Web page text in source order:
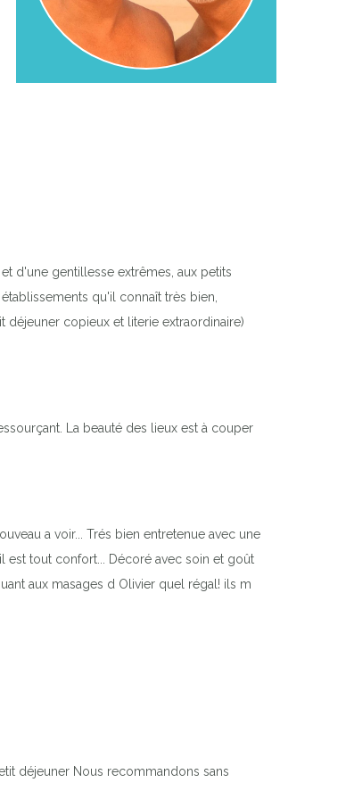
d'une gentillesse extrêmes, aux petits
qu'il connaît très bien,
copieux et literie extraordinaire)
La beauté des lieux est à couper
a voir... Trés bien entretenue avec une
est tout confort... Décoré avec soin et goût
aux masages d Olivier quel régal! ils m
déjeuner Nous recommandons sans